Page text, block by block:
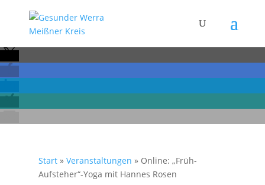
Start » Veranstaltungen » Online: „Früh-
Aufsteher“-Yoga mit Hannes Rosen